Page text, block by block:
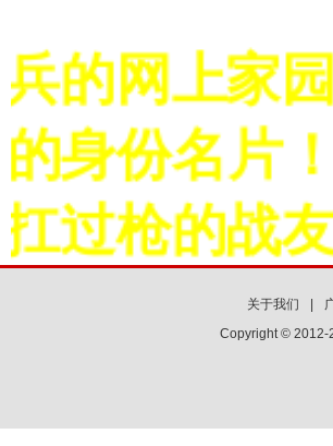
网上家园！
份名片！！
枪的战友！
关于我们
Copyright ©